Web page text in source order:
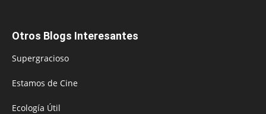
Otros Blogs Interesantes
Supergracioso
Estamos de Cine
Ecología Útil